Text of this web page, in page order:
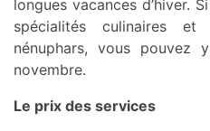
longues vacances d’hiver.
spécialités culinaires
nénuphars, vous pouvez
novembre.
Le prix des services